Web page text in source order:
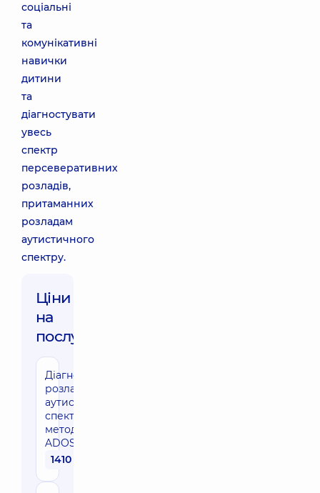
соціальні
та
комунікативні
навички
дитини
та
діагностувати
увесь
спектр
персеверативних
розладів,
притаманних
розладам
аутистичного
спектру.
Ціни
на
послуги:
Діагностика
розладів
аутистичного
спектру за
методикою
ADOS
1410 грн